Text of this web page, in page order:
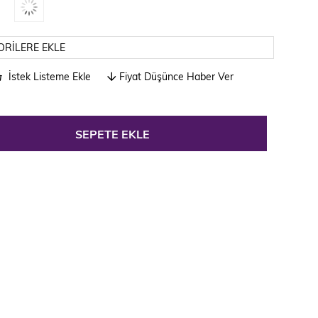
EKLE
İstek Listeme Ekle Fiyat Düşünce Haber Ver